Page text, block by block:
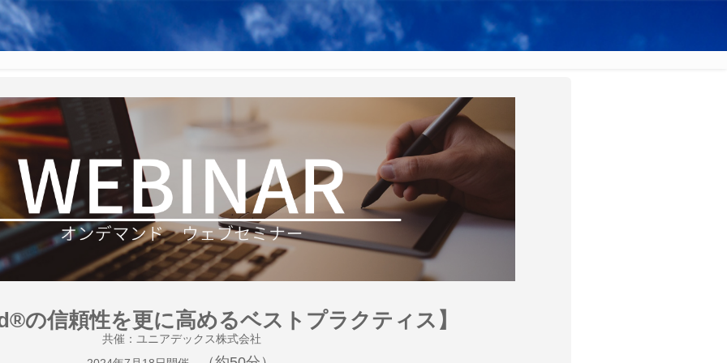
の信頼性を更に高めるベストプラクティス】
共催：ユニアデックス株式会社